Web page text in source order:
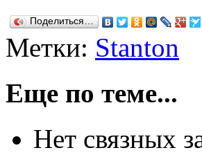
Поделиться…
Метки: Stanton
Еще по теме...
Нет связных